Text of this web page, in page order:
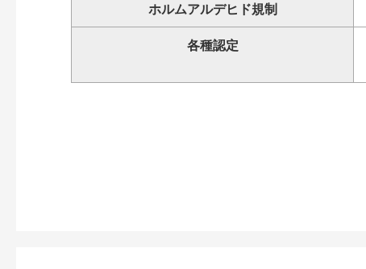
ホルムアルデヒド規制
各種認定